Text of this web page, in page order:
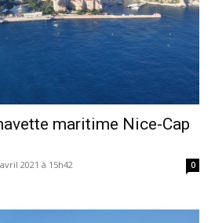
maritime Nice-Cap
2021 à 15h42 0